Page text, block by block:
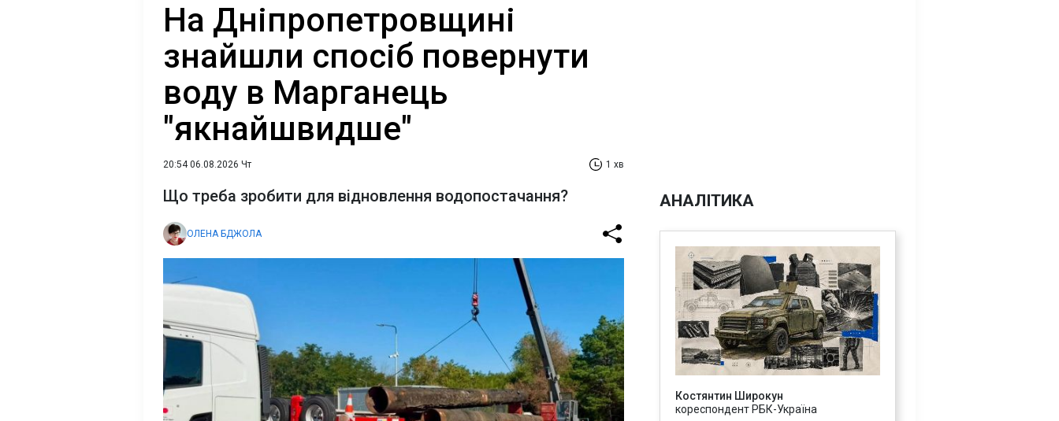
На Дніпропетровщині
знайшли спосіб повернути
воду в Марганець
"якнайшвидше"
20:54 06.08.2026 Чт 1 хв
Що треба зробити для відновлення водопостачання?
ОЛЕНА БДЖОЛА
АНАЛІТИКА
Костянтин Широкун
кореспондент РБК-Україна